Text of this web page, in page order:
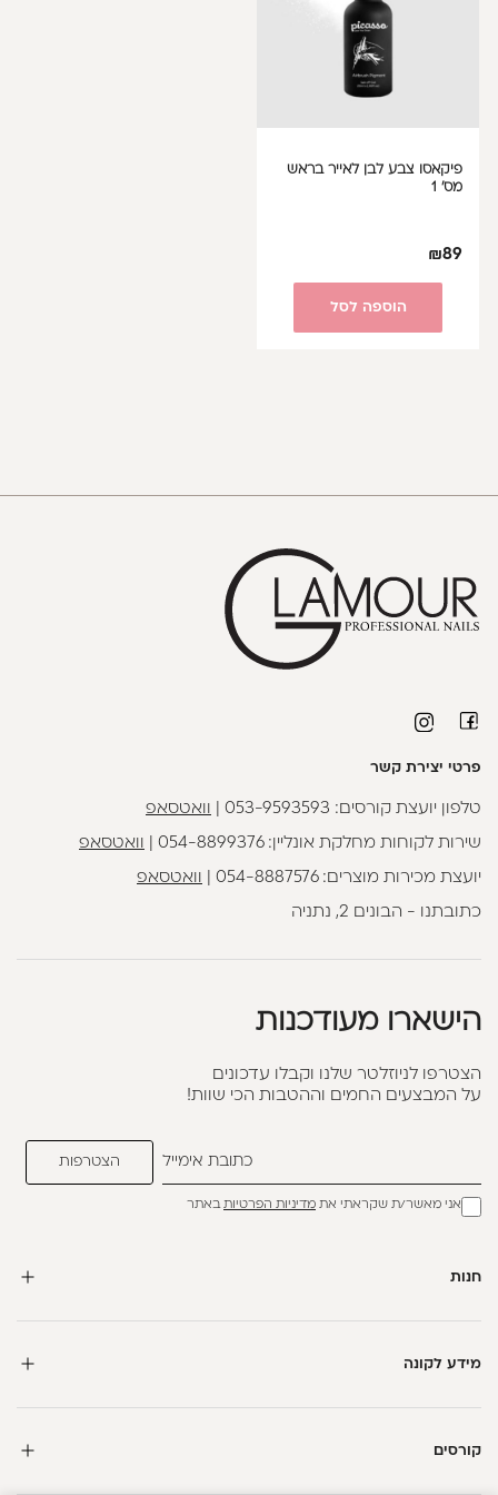
פיקאסו צבע לבן לאייר בראש
מס' 1
₪89
הוספה לסל
פרטי יצירת קשר
טלפון יועצת קורסים: 053-9593593 וואטסאפ
שירות לקוחות מחלקת אונליין:054-8899376 וואטסאפ
יועצת מכירות מוצרים:054-8887576 וואטסאפ
כתובתנו - הבונים 2, נתניה
הישארו מעודכנות
הצטרפו לניוזלטר שלנו וקבלו עדכונים
על המבצעים החמים וההטבות הכי שוות!
אני מאשר/ת שקראתי את מדיניות הפרטיותבאתר
חנות
מידע לקונה
קורסים